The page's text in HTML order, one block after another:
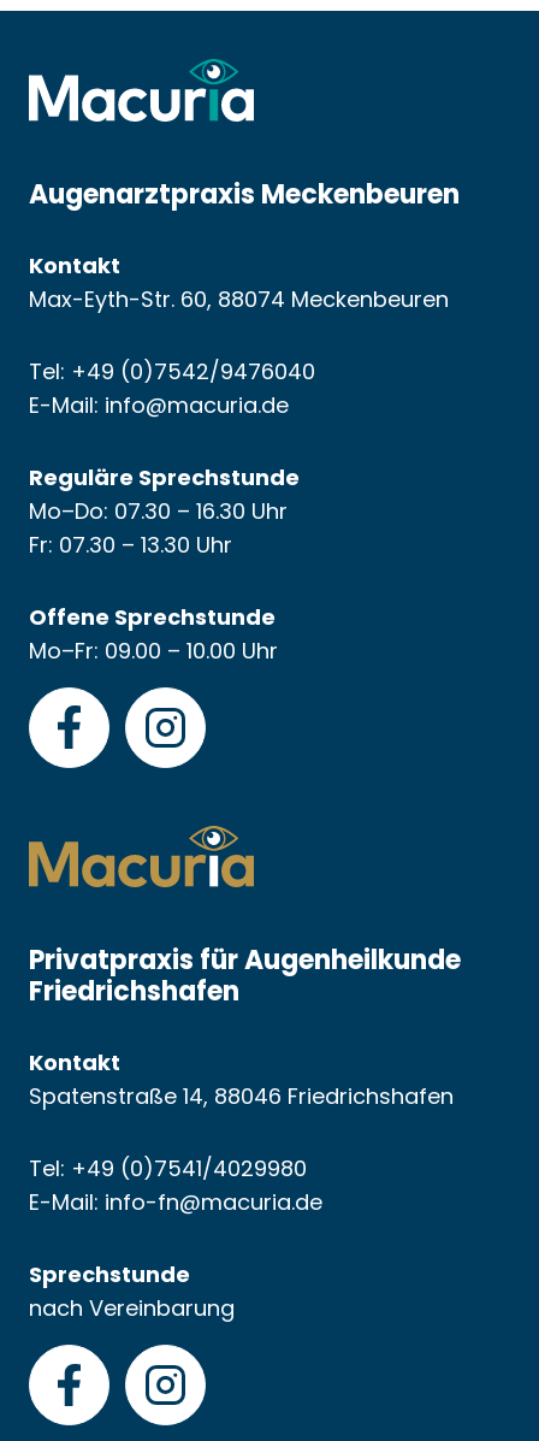
Augenarztpraxis Meckenbeuren
Kontakt
Max-Eyth-Str. 60, 88074 Meckenbeuren
Tel: +49 (0)7542/9476040
E-Mail: info@macuria.de
Reguläre Sprechstunde
Mo–Do: 07.30 – 16.30 Uhr
Fr: 07.30 – 13.30 Uhr
Offene Sprechstunde
Mo–Fr: 09.00 – 10.00 Uhr
Privatpraxis für Augenheilkunde
Friedrichshafen
Kontakt
Spatenstraße 14, 88046 Friedrichshafen
Tel: +49 (0)7541/4029980
E-Mail: info-fn@macuria.de
Sprechstunde
nach Vereinbarung